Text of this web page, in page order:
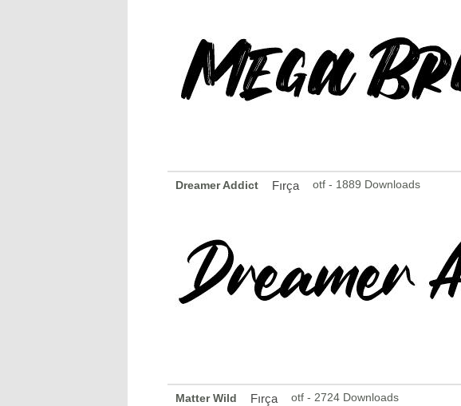
Dreamer Addict Fırça otf - 1889 Downloads
Matter Wild Fırça otf - 2724 Downloads